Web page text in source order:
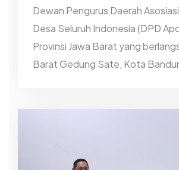
Dewan Pengurus Daerah
Desa Seluruh Indonesia (DPD
Provinsi Jawa Barat yang
Barat Gedung Sate, Kota